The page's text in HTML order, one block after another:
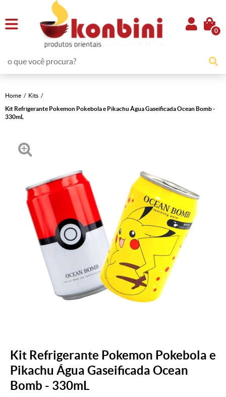
0
Home
Kits
Kit Refrigerante Pokemon Pokebola e Pikachu Água Gaseificada Ocean Bomb -
330mL
Kit Refrigerante Pokemon Pokebola e
Pikachu Água Gaseificada Ocean
Bomb - 330mL